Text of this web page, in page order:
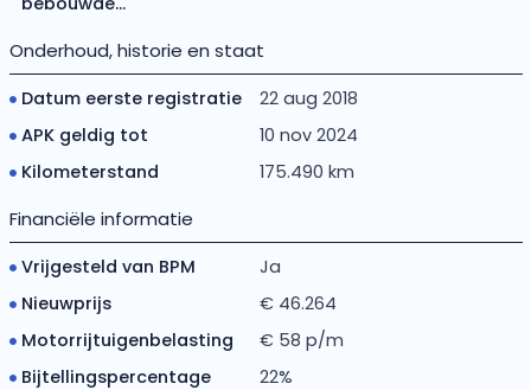
Onderhoud, historie en staat
Datum eerste registratie
22 aug 2018
APK geldig tot
10 nov 2024
Kilometerstand
175.490 km
Financiële informatie
Vrijgesteld van BPM
Ja
Nieuwprijs
€ 46.264
Motorrijtuigenbelasting
€ 58 p/m
Bijtellingspercentage
22%